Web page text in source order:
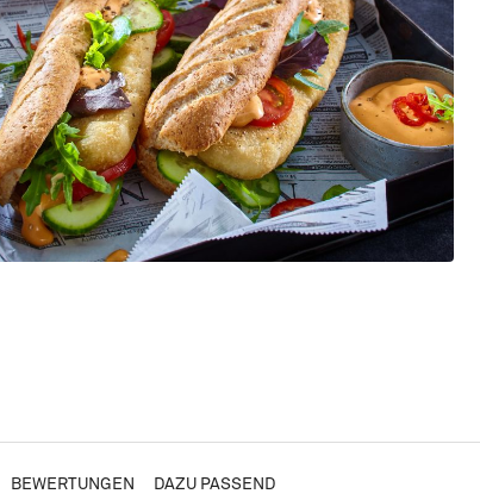
BEWERTUNGEN DAZU PASSEND